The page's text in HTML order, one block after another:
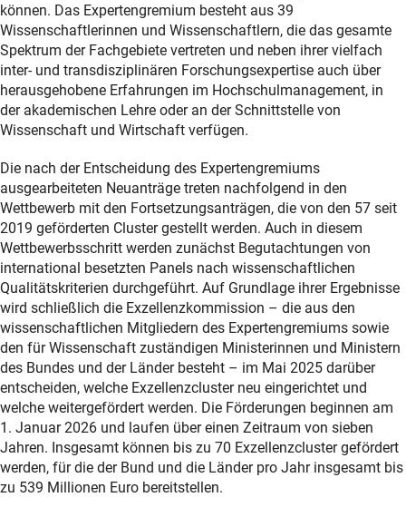
können. Das Expertengremium besteht aus 39
Wissenschaftlerinnen und Wissenschaftlern, die das gesamte
Spektrum der Fachgebiete vertreten und neben ihrer vielfach
inter- und transdisziplinären Forschungsexpertise auch über
herausgehobene Erfahrungen im Hochschulmanagement, in
der akademischen Lehre oder an der Schnittstelle von
Wissenschaft und Wirtschaft verfügen.
Die nach der Entscheidung des Expertengremiums
ausgearbeiteten Neuanträge treten nachfolgend in den
Wettbewerb mit den Fortsetzungsanträgen, die von den 57 seit
2019 geförderten Cluster gestellt werden. Auch in diesem
Wettbewerbsschritt werden zunächst Begutachtungen von
international besetzten Panels nach wissenschaftlichen
Qualitätskriterien durchgeführt. Auf Grundlage ihrer Ergebnisse
wird schließlich die Exzellenzkommission – die aus den
wissenschaftlichen Mitgliedern des Expertengremiums sowie
den für Wissenschaft zuständigen Ministerinnen und Ministern
des Bundes und der Länder besteht – im Mai 2025 darüber
entscheiden, welche Exzellenzcluster neu eingerichtet und
welche weitergefördert werden. Die Förderungen beginnen am
1. Januar 2026 und laufen über einen Zeitraum von sieben
Jahren. Insgesamt können bis zu 70 Exzellenzcluster gefördert
werden, für die der Bund und die Länder pro Jahr insgesamt bis
zu 539 Millionen Euro bereitstellen.